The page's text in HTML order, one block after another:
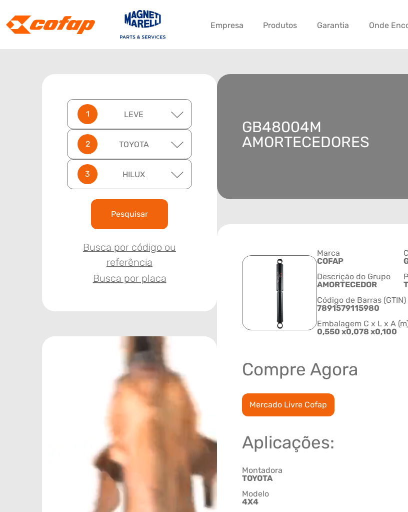
Empresa Produtos Garantia Onde
LEVE
TOYOTA
HILUX
Pesquisar
Busca por código ou
referência
Busca por placa
GB48004M
AMORTECEDORES
Marca
COFAP
Descrição do Grupo
AMORTECEDOR
Código de Barras (GTIN)
7891579115980
Embalagem C x L x A
0,550 x0,078 x0,100
Compre Agora
Mercado Livre Cofap
Aplicações:
Montadora
TOYOTA
Modelo
4X4